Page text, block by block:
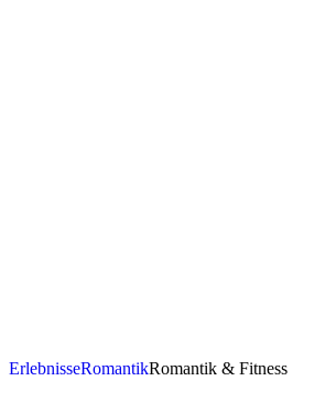
ErlebnisseRomantikRomantik & Fitness